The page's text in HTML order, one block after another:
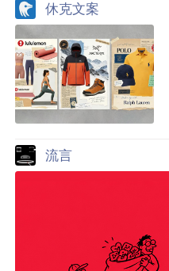
休克文案
流言